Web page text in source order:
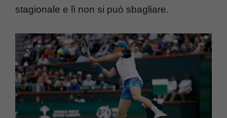
stagionale e lì non si può sbagliare.